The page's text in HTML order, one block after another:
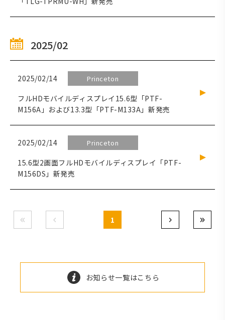
2025/02
2025/02/14 Princeton
フルHDモバイルディスプレイ15.6型「PTF-
M156A」および13.3型「PTF-M133A」新発売
2025/02/14 Princeton
15.6型2画面フルHDモバイルディスプレイ「PTF-
M156DS」新発売
1
お知らせ一覧はこちら